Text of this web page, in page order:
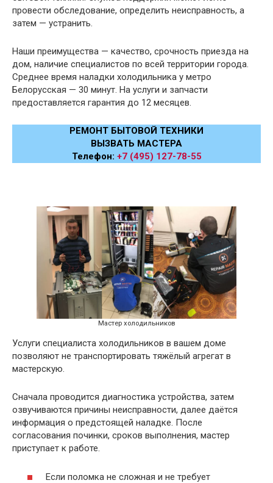
провести обследование, определить неисправность, а
затем — устранить.
Наши преимущества — качество, срочность приезда на
дом, наличие специалистов по всей территории города.
Среднее время наладки холодильника у метро
Белорусская — 30 минут. На услуги и запчасти
предоставляется гарантия до 12 месяцев.
РЕМОНТ БЫТОВОЙ ТЕХНИКИ
ВЫЗВАТЬ МАСТЕРА
Телефон: +7 (495) 127-78-55
Мастер холодильников
Услуги специалиста холодильников в вашем доме
позволяют не транспортировать тяжёлый агрегат в
мастерскую.
Сначала проводится диагностика устройства, затем
озвучиваются причины неисправности, далее даётся
информация о предстоящей наладке. После
согласования починки, сроков выполнения, мастер
приступает к работе.
Если поломка не сложная и не требует